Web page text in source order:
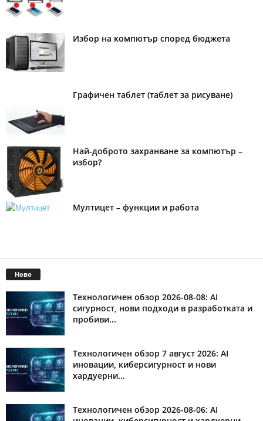
Избор на компютър според бюджета
Графичен таблет (таблет за рисуване)
Най-доброто захранване за компютър –
избор?
Мултицет – функции и работа
Ново
Технологичен обзор 2026-08-08: AI
сигурност, нови подходи в разработката и
пробиви...
Технологичен обзор 7 август 2026: AI
иновации, киберсигурност и нови
хардуерни...
Технологичен обзор 2026-08-06: AI